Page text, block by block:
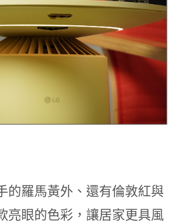
的羅馬黃外、還有倫敦紅與
亮眼的色彩，讓居家更具風